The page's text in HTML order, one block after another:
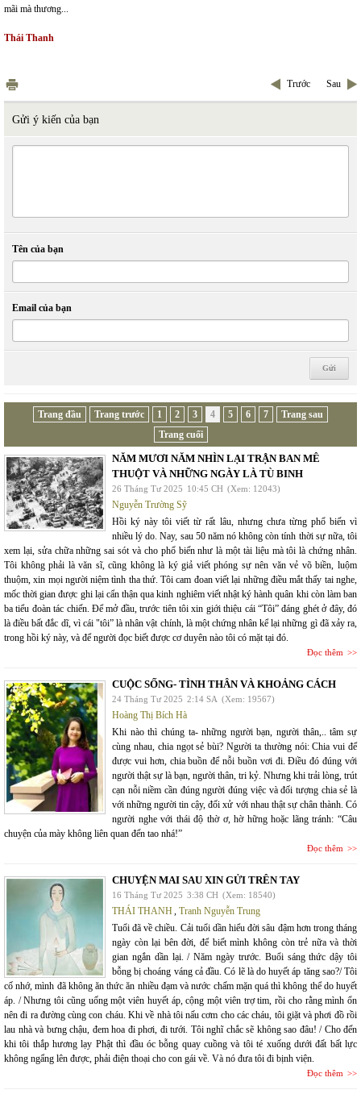
mãi mà thương...
Thái Thanh
Trước Sau
Gửi ý kiến của bạn
Tên của bạn
Email của bạn
Trang đầu Trang trước 1 2 3 4 5 6 7
Trang sau
Trang cuối
NĂM MƯƠI NĂM NHÌN LẠI TRẬN BAN MÊ
THUỘT VÀ NHỮNG NGÀY LÀ TÙ BINH
26 Tháng Tư 2025 10:45 CH (Xem: 12043)
Nguyễn Trường Sỹ
Hồi ký này tôi viết từ rất lâu, nhưng chưa từng phổ biến vì
nhiều lý do. Nay, sau 50 năm nó không còn tính thời sự nữa, tôi
xem lại, sửa chữa những sai sót và cho phổ biến như là một tài liệu mà tôi là chứng nhân.
Tôi không phải là văn sĩ, cũng không là ký giả viết phóng sự nên văn vẻ võ biền, luộm
thuộm, xin mọi người niệm tình tha thứ. Tôi cam đoan viết lại những điều mắt thấy tai nghe,
mốc thời gian được ghi lại cẩn thận qua kinh nghiêm viết nhật ký hành quân khi còn làm ban
ba tiểu đoàn tác chiến. Để mở đầu, trước tiên tôi xin giới thiệu cái “Tôi” đáng ghét ở đây, đó
là điều bất đắc dĩ, vì cái "tôi” là nhân vật chính, là một chứng nhân kể lại những gì đã xảy ra,
trong hồi ký này, và để người đọc biết được cơ duyên nào tôi có mặt tại đó.
Đọc thêm
CUỘC SỐNG- TÌNH THÂN VÀ KHOẢNG CÁCH
24 Tháng Tư 2025 2:14 SA (Xem: 19567)
Hoàng Thị Bích Hà
Khi nào thì chúng ta- những người bạn, người thân,.. tâm sự
cùng nhau, chia ngọt sẻ bùi? Người ta thường nói: Chia vui để
được vui hơn, chia buồn để nỗi buồn vơi đi. Điều đó đúng với
người thật sự là bạn, người thân, tri kỷ. Nhưng khi trải lòng, trút
cạn nỗi niềm cần đúng người đúng việc và đối tượng chia sẻ là
với những người tin cậy, đối xử với nhau thật sự chân thành. Có
người nghe với thái độ thờ ơ, hờ hững hoặc lãng tránh: “Câu
chuyện của mày không liên quan đến tao nhá!”
Đọc thêm
CHUYỆN MAI SAU XIN GỬI TRÊN TAY
16 Tháng Tư 2025 3:38 CH (Xem: 18540)
THÁI THANH, Tranh Nguyễn Trung
Tuổi đã về chiều. Cải tuổi dần hiểu đời sâu đậm hơn trong tháng
ngày còn lại bên đời, để biết mình không còn trẻ nữa và thời
gian ngắn dần lại. / Năm ngày trước. Buổi sáng thức dậy tôi
bỗng bị choáng váng cả đầu. Có lẽ là do huyết áp tăng sao?/ Tôi
cố nhớ, mình đã không ăn thức ăn nhiều đạm và nước chấm mặn quá thì không thể do huyết
áp. / Nhưng tôi cũng uống một viên huyết áp, cộng một viên trợ tim, rồi cho rằng mình ổn
nên đi ra đường cùng con cháu. Khi về nhà tôi nấu cơm cho các cháu, tôi giặt và phơi đồ rồi
lau nhà và bưng chậu, đem hoa đi phơi, đi tưới. Tôi nghĩ chắc sẽ không sao đâu! / Cho đến
khi tôi thắp hương lạy Phật thì đầu óc bỗng quay cuồng và tôi té xuống dưới đất bất lực
không ngẩng lên được, phải điện thoại cho con gái về. Và nó đưa tôi đi bịnh viện.
Đọc thêm